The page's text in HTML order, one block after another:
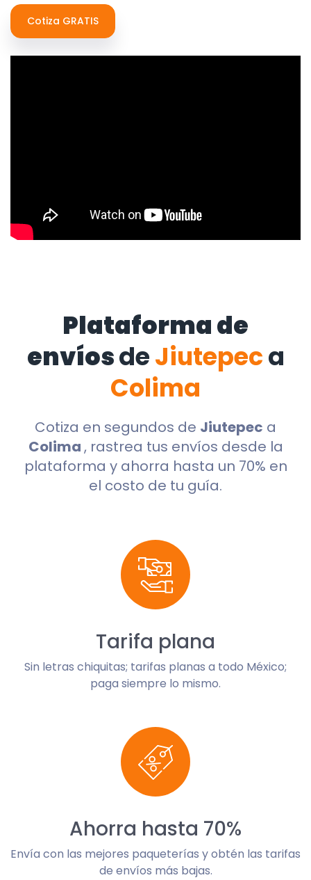
Cotiza GRATIS
Plataforma de
envíosdeJiutepeca
Colima
Cotiza en segundos de Jiutepec a
Colima, rastrea tus envíos desde la
plataforma y ahorra hasta un 70% en
el costo de tu guía.
Tarifa plana
Sin letras chiquitas; tarifas planas a todo México;
paga siempre lo mismo.
Ahorra hasta 70%
Envía con las mejores paqueterías y obtén las tarifas
de envíos más bajas.